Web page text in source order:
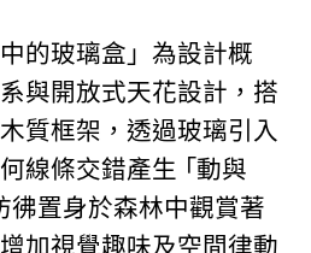
的玻璃盒」為設計概
與開放式天花設計，搭
質框架，透過玻璃引入
線條交錯產生 ｢動與
彿置身於森林中觀賞著
加視覺趣味及空間律動